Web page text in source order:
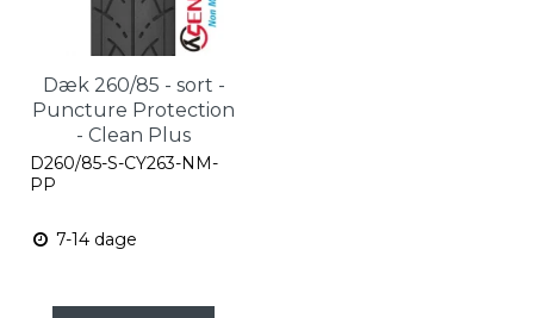
Dæk 260/85 - sort -
Puncture Protection
- Clean Plus
D260/85-S-CY263-NM-
PP
7-14 dage